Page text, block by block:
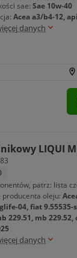
sae: Sae 10w-40
Acea a3/b4-12,
danych
LIQUI
patrz: lista
producenta oleju:
04, fiat 9.55535-
229.51, mb
danych